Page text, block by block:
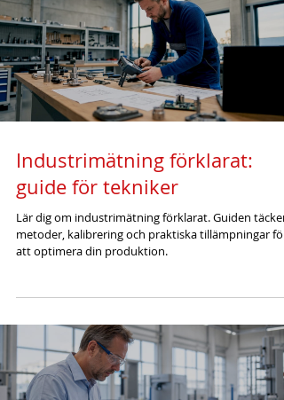
Industrimätning förklarat:
guide för tekniker
Lär dig om industrimätning förklarat. Guiden täcker
metoder, kalibrering och praktiska tillämpningar för
att optimera din produktion.